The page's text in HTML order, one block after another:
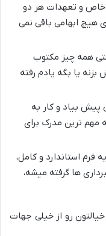
خاص و تعهدات هر دو
هیچ ابهامی باقی نمی
همه چیز مکتوب
یا بگه یادم رفته
پیش بیاد و کار به
مهم ترین مدرک برای
فرم استاندارد و کامل،
ها گرفته میشه،
رو از خیلی جهات